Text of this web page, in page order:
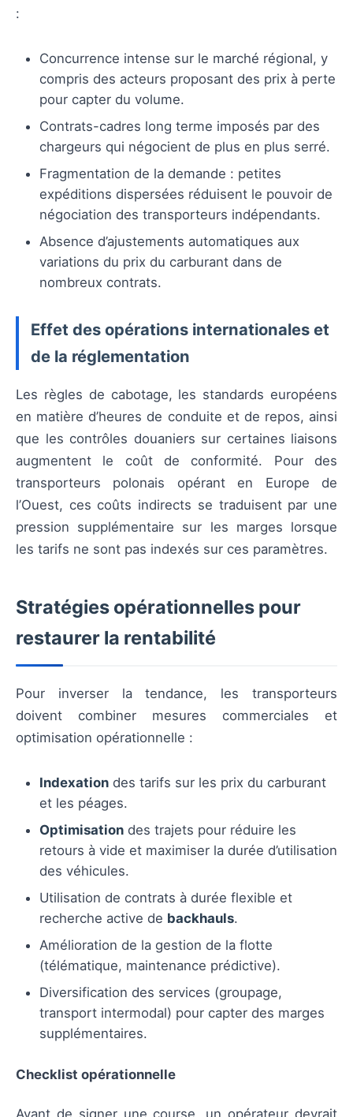
:
Concurrence intense sur le marché régional, y
compris des acteurs proposant des prix à perte
pour capter du volume.
Contrats-cadres long terme imposés par des
chargeurs qui négocient de plus en plus serré.
Fragmentation de la demande : petites
expéditions dispersées réduisent le pouvoir de
négociation des transporteurs indépendants.
Absence d’ajustements automatiques aux
variations du prix du carburant dans de
nombreux contrats.
Effet des opérations internationales et
de la réglementation
Les règles de cabotage, les standards européens
en matière d’heures de conduite et de repos, ainsi
que les contrôles douaniers sur certaines liaisons
augmentent le coût de conformité. Pour des
transporteurs polonais opérant en Europe de
l’Ouest, ces coûts indirects se traduisent par une
pression supplémentaire sur les marges lorsque
les tarifs ne sont pas indexés sur ces paramètres.
Stratégies opérationnelles pour
restaurer la rentabilité
Pour inverser la tendance, les transporteurs
doivent combiner mesures commerciales et
optimisation opérationnelle :
Indexation des tarifs sur les prix du carburant
et les péages.
Optimisation des trajets pour réduire les
retours à vide et maximiser la durée d’utilisation
des véhicules.
Utilisation de contrats à durée flexible et
recherche active de backhauls.
Amélioration de la gestion de la flotte
(télématique, maintenance prédictive).
Diversification des services (groupage,
transport intermodal) pour capter des marges
supplémentaires.
Checklist opérationnelle